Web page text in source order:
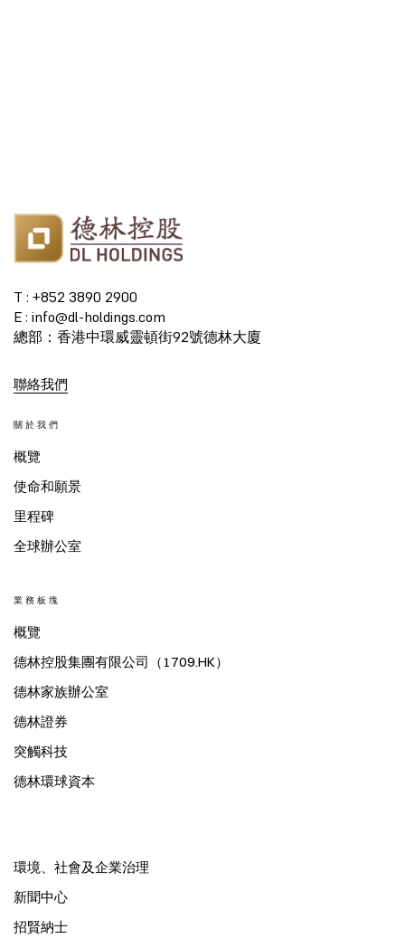
T : +852 3890 2900
E : info@dl-holdings.com
總部：香港中環威靈頓街92號德林大廈
聯絡我們
關於我們
概覽
使命和願景
里程碑
全球辦公室
業務板塊
概覽
德林控股集團有限公司（1709.HK）
德林家族辦公室
德林證券
突觸科技
德林環球資本
環境、社會及企業治理
新聞中心
招賢納士